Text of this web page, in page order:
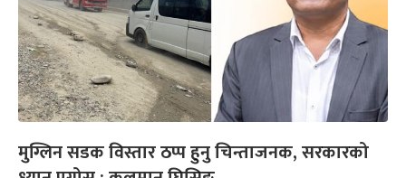
मुग्लिन सडक विस्तार ठप्प हुनु चिन्ताजनक, सरकारको